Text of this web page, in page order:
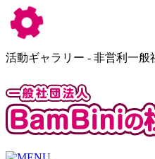
活動ギャラリー - 非営利一般